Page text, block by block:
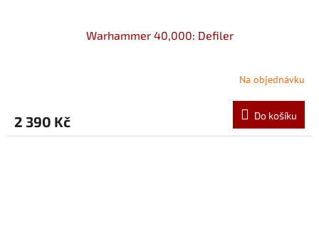
Warhammer 40,000: Defiler
Na objednávku
2 390 Kč Do košíku